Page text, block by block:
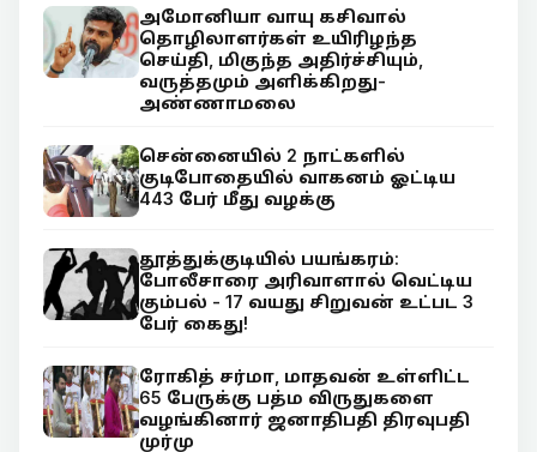
அமோனியா வாயு கசிவால்
தொழிலாளர்கள் உயிரிழந்த
செய்தி, மிகுந்த அதிர்ச்சியும்,
வருத்தமும் அளிக்கிறது-
அண்ணாமலை
சென்னையில் 2 நாட்களில்
குடிபோதையில் வாகனம் ஓட்டிய
443 பேர் மீது வழக்கு
தூத்துக்குடியில் பயங்கரம்:
போலீசாரை அரிவாளால் வெட்டிய
கும்பல் - 17 வயது சிறுவன் உட்பட 3
பேர் கைது!
ரோகித் சர்மா, மாதவன் உள்ளிட்ட
65 பேருக்கு பத்ம விருதுகளை
வழங்கினார் ஜனாதிபதி திரவுபதி
முர்மு